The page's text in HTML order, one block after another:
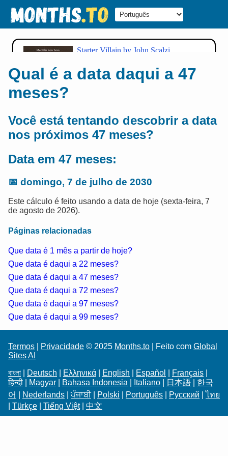
Qual é a data daqui a 47
meses?
Você está tentando descobrir a data
nos próximos 47 meses?
Data em 47 meses:
📅 domingo, 7 de julho de 2030
Este cálculo é feito usando a data de hoje (sexta-feira, 7
de agosto de 2026).
Páginas relacionadas
Que data é 1 mês a partir de hoje?
Que data é daqui a 22 meses?
Que data é daqui a 47 meses?
Que data é daqui a 72 meses?
Que data é daqui a 97 meses?
Que data é daqui a 99 meses?
Termos Privacidade © 2025 Months.to | Feito com Global
Sites AI
বাংলা
Deutsch Ελληνικά English Español Français
हिन्दी
Magyar Bahasa Indonesia Italiano 日本語
한국
어
Nederlands |ਪੰਜਾਬੀ| Polski Português Русский |ไทย
Türkçe Tiếng Việt| 中文